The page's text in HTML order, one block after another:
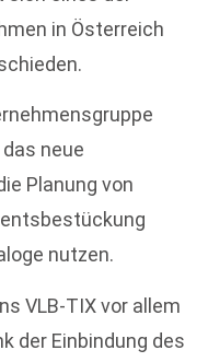
in Österreich
neue
Planung von
nutzen.
VLB-TIX vor allem
der Einbindung des